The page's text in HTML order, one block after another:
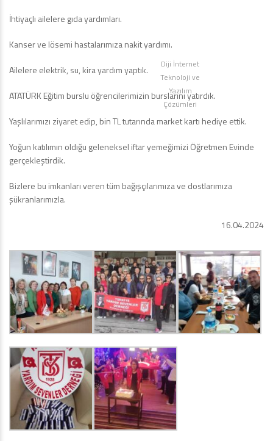
İhtiyaçlı ailelere gıda yardımları.
Kanser ve lösemi hastalarımıza nakit yardımı.
Ailelere elektrik, su, kira yardım yaptık.
ATATÜRK Eğitim burslu öğrencilerimizin burslarını yatırdık.
Yaşlılarımızı ziyaret edip, bin TL tutarında market kartı hediye ettik.
Yoğun katılımın oldığu geleneksel iftar yemeğimizi Öğretmen Evinde
gerçekleştirdik.
Bizlere bu imkanları veren tüm bağışçılarımıza ve dostlarımıza
şükranlarımızla.
16.04.2024
Diji İnternet
Teknoloji ve
Yazılım
Çözümleri